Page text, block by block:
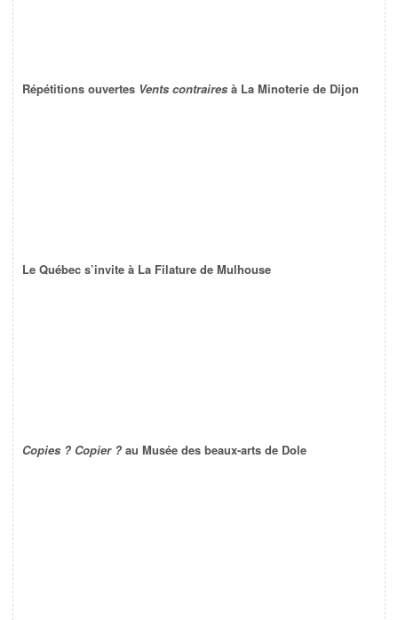
Répétitions ouvertes Vents contraires à La Minoterie de Dijon
Le Québec s’invite à La Filature de Mulhouse
Copies ? Copier ? au Musée des beaux-arts de Dole